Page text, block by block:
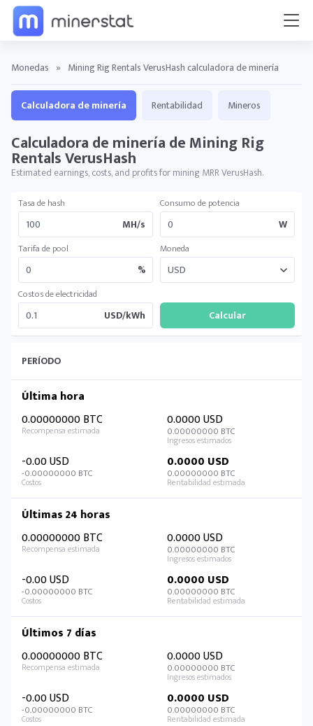
Monedas » Mining Rig Rentals VerusHash calculadora de minería
Calculadora de minería Rentabilidad Mineros
Calculadora de minería de Mining Rig
Rentals VerusHash
Estimated earnings, costs, and profits for mining MRR VerusHash.
Tasa de hash
MH/s
Consumo de potencia
W
Tarifa de pool
%
Moneda
Costos de electricidad
USD/kWh
PERÍODO
Última hora
0.00000000 BTC
0.0000 USD
0.00000000 BTC
-0.00 USD
-0.00000000 BTC
0.0000 USD
0.00000000 BTC
Últimas 24 horas
0.00000000 BTC
0.0000 USD
0.00000000 BTC
-0.00 USD
-0.00000000 BTC
0.0000 USD
0.00000000 BTC
Últimos 7 días
0.00000000 BTC
0.0000 USD
0.00000000 BTC
-0.00 USD
-0.00000000 BTC
0.0000 USD
0.00000000 BTC